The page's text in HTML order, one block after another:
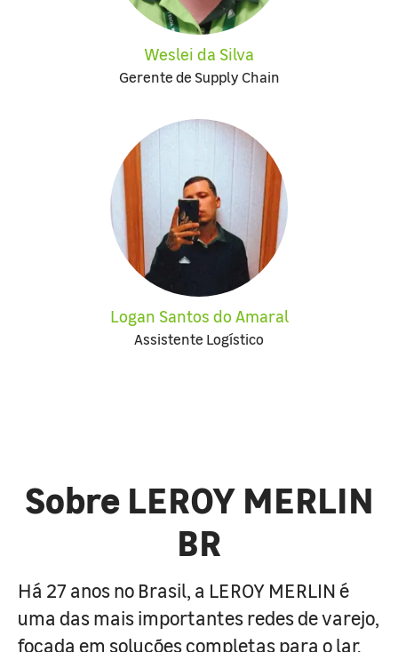
Weslei da Silva
Gerente de Supply Chain
Logan Santos do Amaral
Assistente Logístico
Sobre LEROY MERLIN
BR
Há 27 anos no Brasil, a LEROY MERLIN é
uma das mais importantes redes de varejo,
focada em soluções completas para o lar.